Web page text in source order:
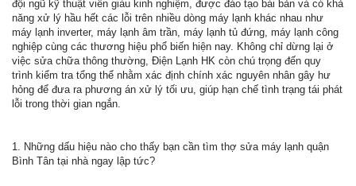
đội ngũ kỹ thuật viên giàu kinh nghiệm, được đào tạo bài bản và có khả
năng xử lý hầu hết các lỗi trên nhiều dòng máy lạnh khác nhau như
máy lạnh inverter, máy lạnh âm trần, máy lạnh tủ đứng, máy lạnh công
nghiệp cùng các thương hiệu phổ biến hiện nay. Không chỉ dừng lại ở
việc sửa chữa thông thường, Điện Lạnh HK còn chú trọng đến quy
trình kiểm tra tổng thể nhằm xác định chính xác nguyên nhân gây hư
hỏng để đưa ra phương án xử lý tối ưu, giúp hạn chế tình trạng tái phát
lỗi trong thời gian ngắn.
1. Những dấu hiệu nào cho thấy bạn cần tìm thợ sửa máy lạnh quận
Bình Tân tại nhà ngay lập tức?